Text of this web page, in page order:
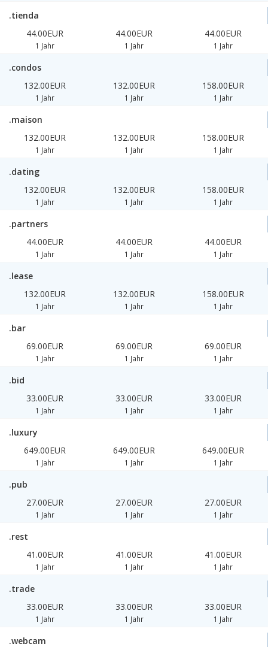
.tienda
44.00EUR
1 Jahr
44.00EUR
1 Jahr
44.00EUR
1 Jahr
.condos
132.00EUR
1 Jahr
132.00EUR
1 Jahr
158.00EUR
1 Jahr
.maison
132.00EUR
1 Jahr
132.00EUR
1 Jahr
158.00EUR
1 Jahr
.dating
132.00EUR
1 Jahr
132.00EUR
1 Jahr
158.00EUR
1 Jahr
.partners
44.00EUR
1 Jahr
44.00EUR
1 Jahr
44.00EUR
1 Jahr
.lease
132.00EUR
1 Jahr
132.00EUR
1 Jahr
158.00EUR
1 Jahr
.bar
69.00EUR
1 Jahr
69.00EUR
1 Jahr
69.00EUR
1 Jahr
.bid
33.00EUR
1 Jahr
33.00EUR
1 Jahr
33.00EUR
1 Jahr
.luxury
649.00EUR
1 Jahr
649.00EUR
1 Jahr
649.00EUR
1 Jahr
.pub
27.00EUR
1 Jahr
27.00EUR
1 Jahr
27.00EUR
1 Jahr
.rest
41.00EUR
1 Jahr
41.00EUR
1 Jahr
41.00EUR
1 Jahr
.trade
33.00EUR
1 Jahr
33.00EUR
1 Jahr
33.00EUR
1 Jahr
.webcam